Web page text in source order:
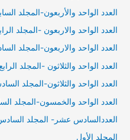
العدد الواحد والأربعون-المجلد
العدد الواحد والاربعون -المجلد
العدد الواحد والاربعون-المجلد
العدد الواحد والثلاثون -المجلد الرابع
العدد الواحد والثلاثون-المجلد
العدد الواحد والخمسون-المجلد
العددالسادس عشر- المجلد
المجلد الأول